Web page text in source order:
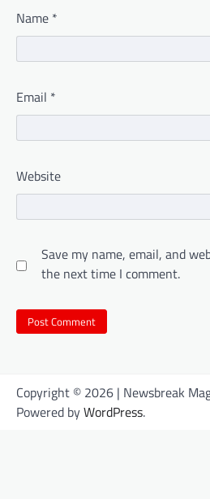
Name *
Email *
Website
Save my name, email, and
the next time I comment.
Copyright © 2026 | Newsbreak
Powered byWordPress.